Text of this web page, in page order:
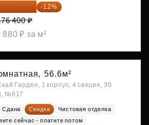
232 ₽ -12%
400 ₽
880 ₽ за м²
56.6м²
Гарден, 1 корпус, 4 секция, 30
№617
Сдана Скидка
Чистовая отделка
сейчас - платите потом